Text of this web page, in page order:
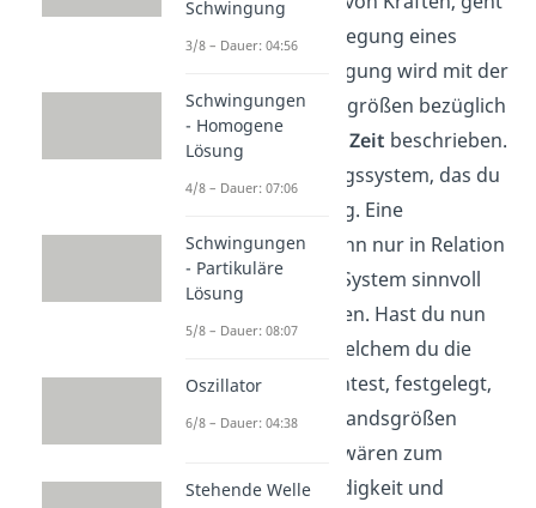
es um die Fortbewegung eines
Körpers. Die Bewegung wird mit der
Hilfe von Zustandsgrößen bezüglich
desOrtesund der Zeit beschrieben.
Dabei ist das Bezugssystem, das du
verwendest wichtig. Eine
Zustandsgröße kann nur in Relation
zu einem solchen System sinnvoll
interpretiert werden. Hast du nun
das System, von welchem du die
Bewegung betrachtest, festgelegt,
kannst du die Zustandsgrößen
berechnen. Diese wären zum
Beispiel Geschwindigkeit und
Schwingung
3/8 – Dauer: 04:56
Schwingungen
- Homogene
Lösung
4/8 – Dauer: 07:06
Schwingungen
- Partikuläre
Lösung
5/8 – Dauer: 08:07
Oszillator
6/8 – Dauer: 04:38
Stehende Welle